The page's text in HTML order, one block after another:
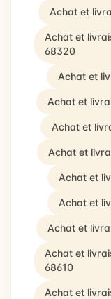
Achat et
Achat et
68320
Achat et
Achat et
Achat et
Achat et
Achat et
Achat et
Achat et
Achat et
68610
Achat et